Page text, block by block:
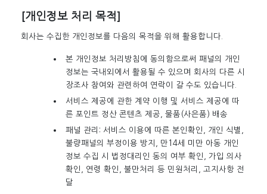
[개인정보 처리 목적]
회사는 수집한 개인정보를 다음의 목적을 위해 활용합니다.
본 개인정보 처리방침에 동의함으로써 패널의 개인
정보는 국내외에서 활용될 수 있으며 회사의 다른 시
장조사 참여와 관련하여 연락이 갈 수도 있습니다.
서비스 제공에 관한 계약 이행 및 서비스 제공에 따
른 포인트 정산 콘텐츠 제공, 물품(사은품) 배송
패널 관리: 서비스 이용에 따른 본인확인, 개인 식별,
불량패널의 부정이용 방지, 만14세 미만 아동 개인
정보 수집 시 법정대리인 동의 여부 확인, 가입 의사
확인, 연령 확인, 불만처리 등 민원처리, 고지사항 전
달